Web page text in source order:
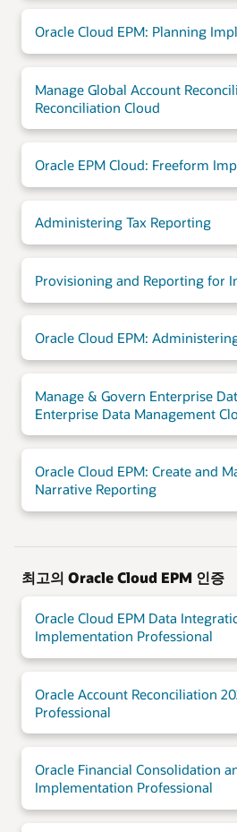
Oracle Cloud EPM: Planning
Manage Global Account
Reconciliation Cloud
Oracle EPM Cloud: Freeform
Administering Tax Reporting
Provisioning and Reporting for
Oracle Cloud EPM:
Manage & Govern Enterprise
Enterprise Data Management
Oracle Cloud EPM: Create and
Narrative Reporting
최고의 Oracle Cloud EPM 인증
Oracle Cloud EPM Data
Implementation Professional
Oracle Account Reconciliation
Professional
Oracle Financial Consolidation
Implementation Professional